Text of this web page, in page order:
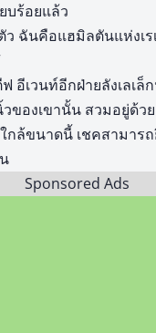
บร้อยแล้ว
ว ฉันคือแฮมิลตันแห่งเ
อีเวนท์อีกฝ่ายลังเลเ
ของเขานั้น สวมอยู่ด้ว
ใกล้ขนาดนี้ เชคสามาร
Sponsored Ads